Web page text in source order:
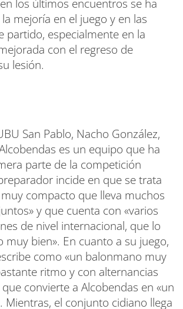
los últimos encuentros se ha
mejoría en el juego y en las
partido, especialmente en la
con el regreso de
lesión.
San Pablo, Nacho González,
es un equipo que ha
parte de la competición
incide en que se trata
compacto que lleva muchos
y que cuenta con «varios
de nivel internacional, que lo
muy bien». En cuanto a su juego,
como «un balonmano muy
ritmo y con alternancias
convierte a Alcobendas en «un
Mientras, el conjunto cidiano llega